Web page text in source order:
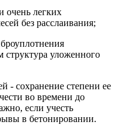
очень легких
без расслаивания;
структура уложенного
- сохранение степени ее
во времени до
если учесть
в бетонировании.